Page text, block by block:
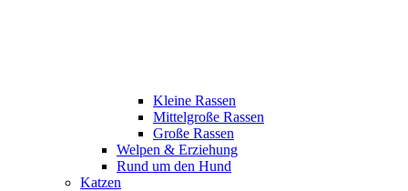
Kleine Rassen
Mittelgroße Rassen
Große Rassen
Welpen & Erziehung
Rund um den Hund
Katzen